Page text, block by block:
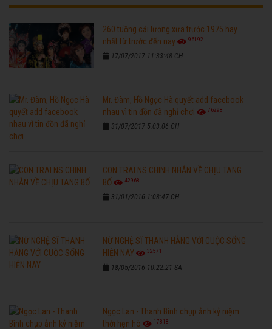
260 tuồng cải lương xưa trước 1975 hay
nhất từ trước đến nay
96192
17/07/2017 11:33:48 CH
Mr. Đàm, Hồ Ngọc Hà quyết add facebook
nhau vì tin đồn đã nghỉ chơi
76298
31/07/2017 5:03:06 CH
CON TRAI NS CHINH NHẪN VỀ CHỊU TANG
BỐ
42968
31/01/2016 1:08:47 CH
NỮ NGHỆ SĨ THANH HẰNG VỚI CUỘC SỐNG
HIỆN NAY
32571
18/05/2016 10:22:21 SA
Ngọc Lan - Thanh Bình chụp ảnh kỷ niệm
thời hẹn hò
17818